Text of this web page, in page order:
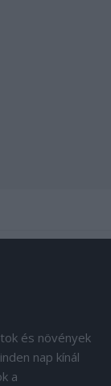
és növények
nap kínál
a